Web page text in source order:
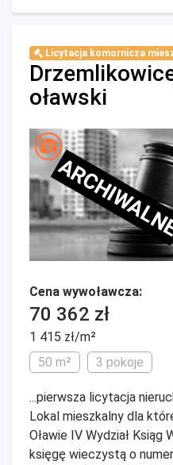
Licytacja komornicza
oławski
Cena wywoławcza:
70 362 zł
1 415 zł/m²
50 m²
3 pokoje
...pierwsza licytacja
Lokal mieszkalny dla
Oławie IV Wydział
księgę wieczystą o